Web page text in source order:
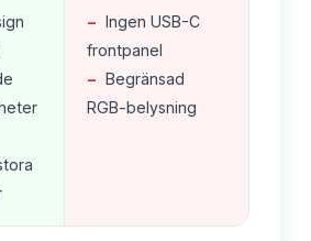
− Ingen USB-C
frontpanel
− Begränsad
RGB-belysning